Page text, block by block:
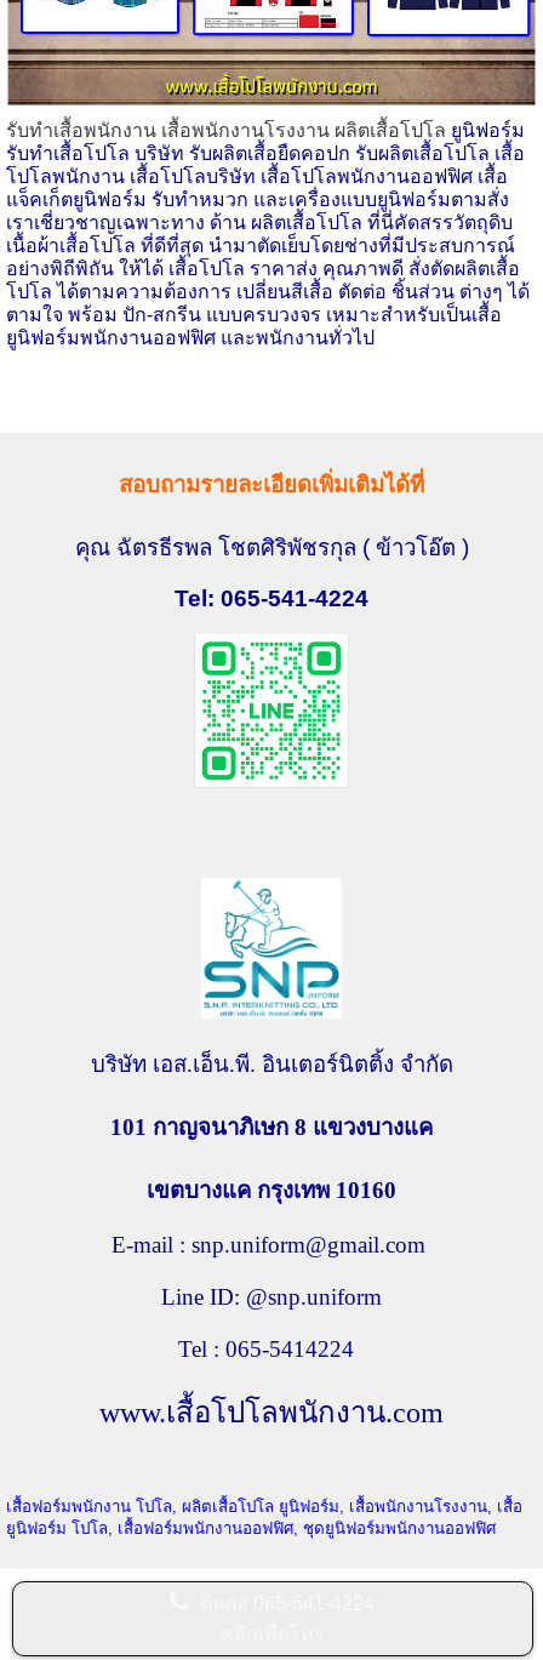
รับทำเสื้อพนักงาน เสื้อพนักงานโรงงาน ผลิตเสื้อโปโล ยูนิฟอร์ม
รับทําเสื้อโปโล บริษัท รับผลิตเสื้อยืดคอปก รับผลิตเสื้อโปโล เสื้อ
โปโลพนักงาน เสื้อโปโลบริษัท เสื้อโปโลพนักงานออฟฟิศ เสื้อ
แจ็คเก็ตยูนิฟอร์ม รับทำหมวก และเครื่องแบบยูนิฟอร์มตามสั่ง
เราเชี่ยวชาญเฉพาะทาง ด้าน ผลิตเสื้อโปโล ที่นี่คัดสรรวัตถุดิบ
เนื้อผ้าเสื้อโปโล ที่ดีที่สุด นำมาตัดเย็บโดยช่างที่มีประสบการณ์
อย่างพิถีพิถัน ให้ได้ เสื้อโปโล ราคาส่ง คุณภาพดี สั่งตัดผลิตเสื้อ
โปโล ได้ตามความต้องการ เปลี่ยนสีเสื้อ ตัดต่อ ชิ้นส่วน ต่างๆ ได้
ตามใจ พร้อม ปัก-สกรีน แบบครบวงจร เหมาะสำหรับเป็นเสื้อ
ยูนิฟอร์มพนักงานออฟฟิศ และพนักงานทั่วไป
สอบถามรายละเอียดเพิ่มเติมได้ที่
คุณ ฉัตรธีรพล โชตศิริพัชรกุล ( ข้าวโอ๊ต )
Tel: 065-541-4224
บริษัท เอส.เอ็น.พี. อินเตอร์นิตติ้ง จำกัด
101 กาญจนาภิเษก 8 แขวงบางแค
เขตบางแค กรุงเทพ 10160
E-mail : snp.uniform@gmail.com
Line ID: @snp.uniform
Tel : 065-5414224
www.เสื้อโปโลพนักงาน.com
เสื้อฟอร์มพนักงาน โปโล ผลิตเสื้อโปโล ยูนิฟอร์ม, เสื้อพนักงานโรงงาน เสื้อ
ยูนิฟอร์ม โปโล
เสื้อฟอร์มพนักงานออฟฟิศ, ชุดยูนิฟอร์มพนักงานออฟฟิศ